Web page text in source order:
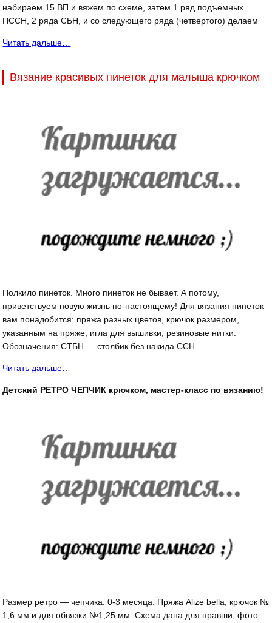
набираем 15 ВП и вяжем по схеме, затем 1 ряд подъемных
ПССН, 2 ряда СБН, и со следующего ряда (четвертого) делаем
Читать дальше…
Вязание красивых пинеток для малыша крючком
Полкило пинеток. Много пинеток не бывает. А потому,
приветствуем новую жизнь по-настоящему! Для вязания пинеток
вам понадобится: пряжа разных цветов, крючок размером,
указанным на пряже, игла для вышивки, резиновые нитки.
Обозначения: СТБН — столбик без накида ССН —
Читать дальше…
Детский РЕТРО ЧЕПЧИК крючком, мастер-класс по вязанию!
Размер ретро — чепчика: 0-3 месяца. Пряжа Alize bella, крючок №
1,6 мм и для обвязки №1,25 мм. Схема дана для правши, фото